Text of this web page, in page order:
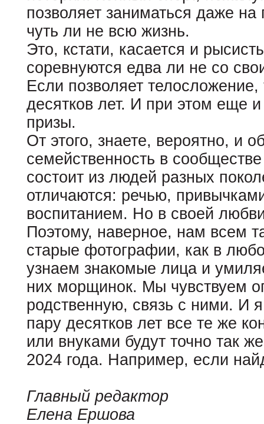
позволяет заниматься даже
чуть ли не всю жизнь.
Это, кстати, касается и
соревнуются едва ли не со
Если позволяет
десятков лет. И при этом еще
призы.
От этого, знаете, вероятно, и
семейственность в
состоит из людей разных
отличаются: речью,
воспитанием. Но в своей
Поэтому, наверное, нам всем
старые фотографии, как в
узнаем знакомые лица и
них морщинок. Мы чувствуем
родственную, связь с ними. И
пару десятков лет все те же
или внуками будут точно так
2024 года. Например, если
Главный редактор
Елена Ершова